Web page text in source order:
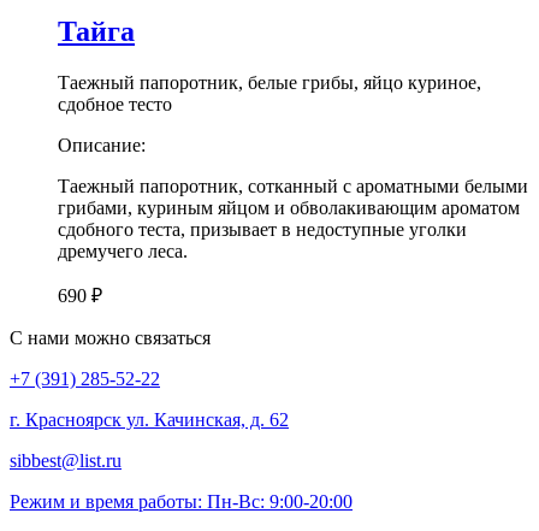
Тайга
Таежный папоротник, белые грибы, яйцо куриное,
сдобное тесто
Описание:
Таежный папоротник, сотканный с ароматными белыми
грибами, куриным яйцом и обволакивающим ароматом
сдобного теста, призывает в недоступные уголки
дремучего леса.
690 ₽
С нами можно связаться
+7 (391) 285-52-22
г. Красноярск ул. Качинская, д. 62
sibbest@list.ru
Режим и время работы: Пн-Вс: 9:00-20:00